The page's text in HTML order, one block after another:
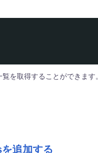
を取得することができます
追加する